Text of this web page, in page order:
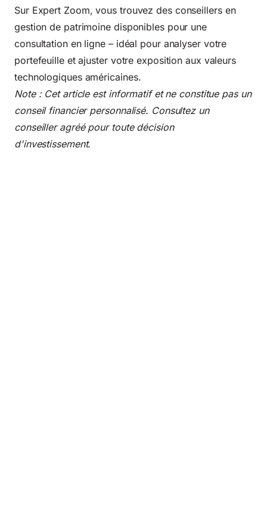
Sur Expert Zoom, vous trouvez des conseillers en
gestion de patrimoine disponibles pour une
consultation en ligne – idéal pour analyser votre
portefeuille et ajuster votre exposition aux valeurs
technologiques américaines.
Note : Cet article est informatif et ne constitue pas un
conseil financier personnalisé. Consultez un
conseiller agréé pour toute décision
d'investissement.